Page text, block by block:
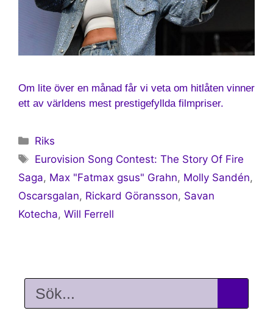
Om lite över en månad får vi veta om hitlåten vinner
ett av världens mest prestigefyllda filmpriser.
Riks
Eurovision Song Contest: The Story Of Fire
Saga, Max "Fatmax gsus" Grahn, Molly Sandén,
Oscarsgalan, Rickard Göransson, Savan
Kotecha, Will Ferrell